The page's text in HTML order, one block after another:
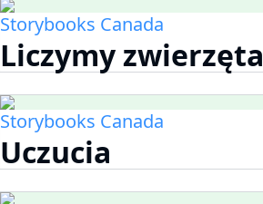
Storybooks Canada
Liczymy zwierzęta
Storybooks Canada
Uczucia